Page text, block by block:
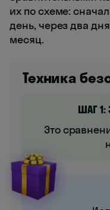
их по схеме:
день, через два
месяц.
Техника
ШАГ
Это